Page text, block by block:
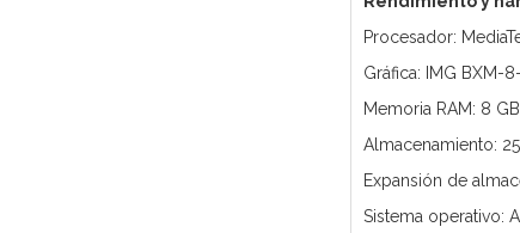
Procesador:
Gráfica: IMG BXM-
Memoria RAM: 8
Almacenamiento:
Expansión de
Sistema operativo: